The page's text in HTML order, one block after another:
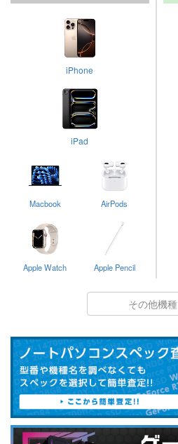
iPhone
iPad
Macbook AirPods
Apple Watch Apple Pencil
その他機種